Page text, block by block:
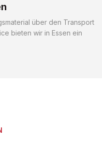
über den Transport
bieten wir in Essen ein